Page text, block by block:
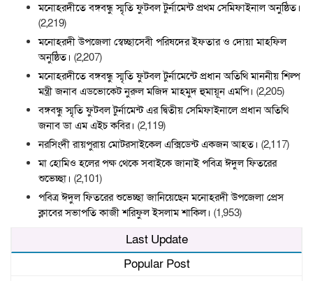
মনোহরদীতে বঙ্গবন্ধু স্মৃতি ফুটবল টুর্নামেন্ট প্রথম সেমিফাইনাল অনুষ্ঠিত।
(2,219)
মনোহরদী উপজেলা স্বেচ্ছাসেবী পরিষদের ইফতার ও দোয়া মাহফিল
অনুষ্ঠিত। (2,207)
মনোহরদীতে বঙ্গবন্ধু স্মৃতি ফুটবল টুর্নামেন্টে প্রধান অতিথি মাননীয় শিল্প
মন্ত্রী জনাব এডভোকেট নুরুল মজিদ মাহমুদ হুমায়ূন এমপি। (2,205)
বঙ্গবন্ধু স্মৃতি ফুটবল টুর্নামেন্ট এর দ্বিতীয় সেমিফাইনালে প্রধান অতিথি
জনাব ডা এম এইচ কবির। (2,119)
নরসিংদী রায়পুরায় মোটরসাইকেল এক্সিডেন্ট একজন আহত। (2,117)
মা হোমিও হলের পক্ষ থেকে সবাইকে জানাই পবিত্র ঈদুল ফিতরের
শুভেচ্ছা। (2,101)
পবিত্র ঈদুল ফিতরের শুভেচ্ছা জানিয়েছেন মনোহরদী উপজেলা প্রেস
ক্লাবের সভাপতি কাজী শরিফুল ইসলাম শাকিল। (1,953)
Last Update
Popular Post